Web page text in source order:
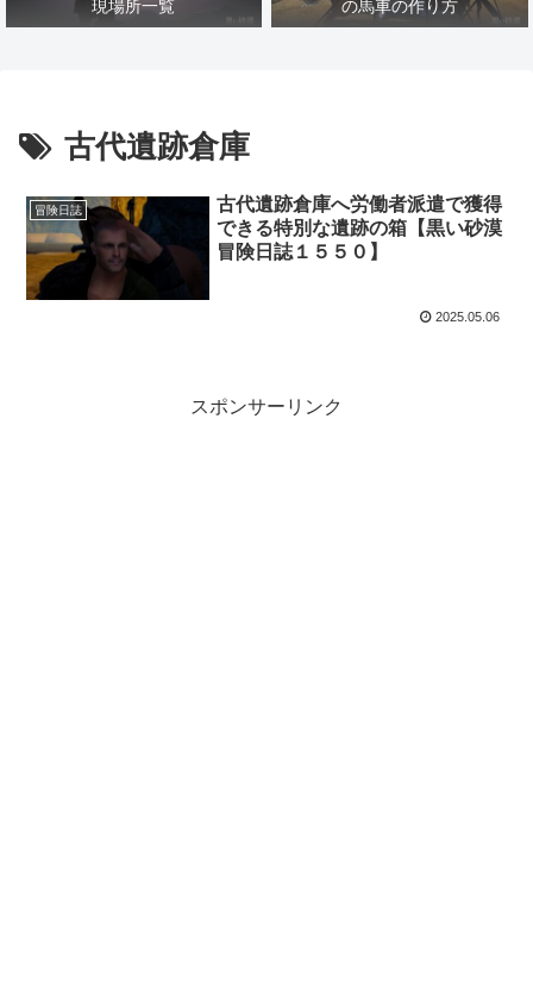
現場所一覧
の馬車の作り方
古代遺跡倉庫
冒険日誌
古代遺跡倉庫へ労働者派遣で獲得
できる特別な遺跡の箱【黒い砂漠
冒険日誌１５５０】
2025.05.06
スポンサーリンク